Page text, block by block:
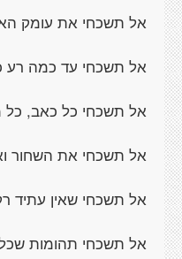
אל תשכחי את עומק
אל תשכחי עד כמה רע
אל תשכחי כל כאב,
אל תשכחי את השחור
אל תשכחי שאין עתיד
אל תשכחי תהומות